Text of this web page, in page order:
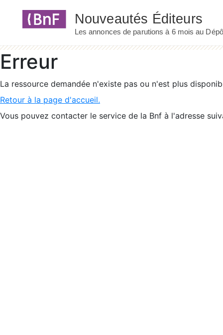
Erreur
La ressource demandée n'existe pas ou n'est plus
Retour à la page d'accueil.
Vous pouvez contacter le service de la Bnf à l'adresse